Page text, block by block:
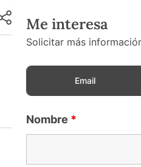
Me interesa
Solicitar más
Email
Nombre *